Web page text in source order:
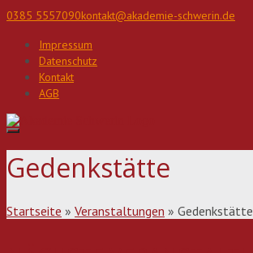
Direkt
Inhalt
0385 5557090kontakt@akademie-schwerin.de
Impressum
Datenschutz
Kontakt
AGB
Gedenkstätte
Startseite » Veranstaltungen » Gedenkstätte